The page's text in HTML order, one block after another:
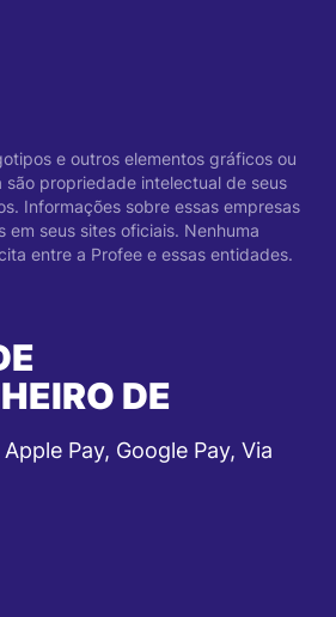
e outros elementos gráficos ou
propriedade intelectual de seus
Informações sobre essas empresas
em seus sites oficiais. Nenhuma
entre a Profee e essas entidades.
DE
Pay, Google Pay, Via